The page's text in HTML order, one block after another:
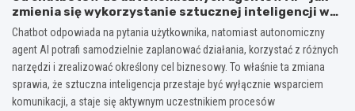
zmienia się wykorzystanie sztucznej inteligencji w
biznesie?
Chatbot odpowiada na pytania użytkownika, natomiast autonomiczny
agent AI potrafi samodzielnie zaplanować działania, korzystać z różnych
narzędzi i zrealizować określony cel biznesowy. To właśnie ta zmiana
sprawia, że sztuczna inteligencja przestaje być wyłącznie wsparciem
komunikacji, a staje się aktywnym uczestnikiem procesów